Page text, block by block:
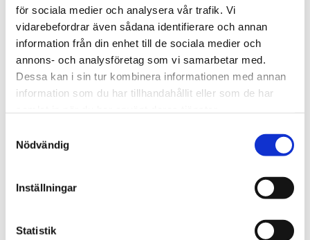
Avslutade projekt Toggle submenu
Tidsresor för förskolebarn
Gamleby 750 års jubileum
Mötesplatser
Tedans med kulturhistorisk frågesport
Hemligheten
I småländska diktares sällskap
Väskor som väcker minnen
Toggle submenu
för sociala medier och analysera vår trafik. Vi
vidarebefordrar även sådana identifierare och annan
information från din enhet till de sociala medier och
annons- och analysföretag som vi samarbetar med.
Dessa kan i sin tur kombinera informationen med annan
information som du har tillhandahållit eller som de har
Nödvändig
Inställningar
Statistik